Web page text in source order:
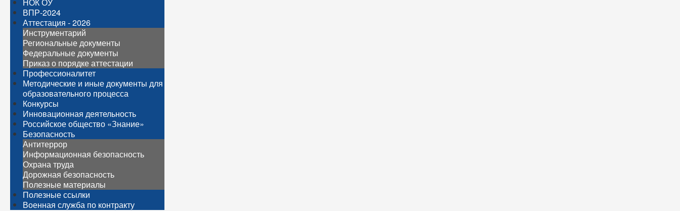
ВПР-2024
Аттестация - 2026
Инструментарий
Региональные документы
Федеральные документы
Приказ о порядке аттестации
Профессионалитет
Методические и иные документы для
образовательного процесса
Конкурсы
Инновационная деятельность
Российское общество «Знание»
Безопасность
Антитеррор
Информационная безопасность
Охрана труда
Дорожная безопасность
Полезные материалы
Полезные ссылки
Военная служба по контракту